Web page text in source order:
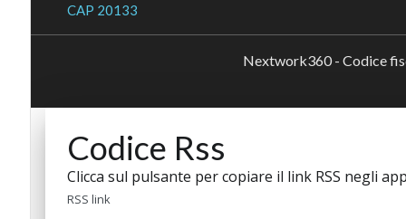
CAP 20133
Nextwork360 - Codice
Codice Rss
Clicca sul pulsante per copiare il link RSS negli
RSS link